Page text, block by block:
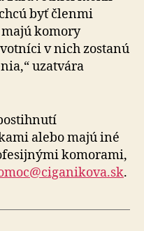
byť členmi
komory
v nich zostanú
uzatvára
alebo majú iné
komorami,
.